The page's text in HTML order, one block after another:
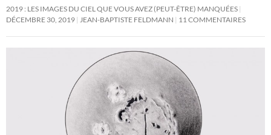
2019 : LES IMAGES DU CIEL QUE VOUS AVEZ (PEUT-ÊTRE) MANQUÉES
DÉCEMBRE 30, 2019
JEAN-BAPTISTE FELDMANN 11 COMMENTAIRES